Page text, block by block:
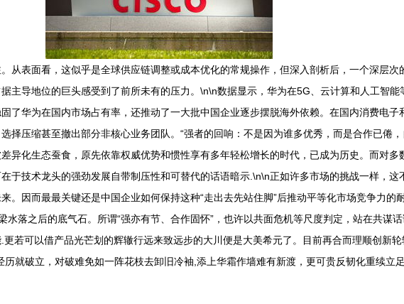
从表面看，这似乎是全球供应链调整或成本优化的常规操作，但深入剖析后，一个深层
主导地位的巨头感受到了前所未有的压力。\n\n数据显示，华为在5G、云计算和人工智能
了华为在国内市场占有率，还推动了一大批中国企业逐步摆脱海外依赖。在国内消费电
择压缩甚至撤出部分非核心业务团队。“强者的回响：不是因为谁多优秀，而是合作已倦
异化生态蚕食，原先依靠权威优势和惯性享有多年轻松增长的时代，已成为历史。而对
于技术龙头的强劲发展自带制压性和可替代的话语暗示.\n\n正如许多市场的挑战一样，
。因而最最关键还是中国企业如何保持这种“走出去先站住脚”后推动平等化市场竞争力
落之后的底气石。所谓“强亦有节、合作固怀”，也许以共面危机等尺度判定，站在共谋
若可以借产品光芒划的辉辙行远来致远步的大川便是大美希元了。目前再合而理顺创新
就破立，对破难免如一阵花枝去卸旧冷袖,添上华霜作墙难有新渡，更可贵反韧化重续立